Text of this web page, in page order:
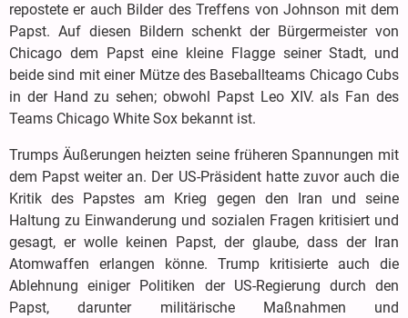
repostete er auch Bilder des Treffens von Johnson mit dem
Papst. Auf diesen Bildern schenkt der Bürgermeister von
Chicago dem Papst eine kleine Flagge seiner Stadt, und
beide sind mit einer Mütze des Baseballteams Chicago Cubs
in der Hand zu sehen; obwohl Papst Leo XIV. als Fan des
Teams Chicago White Sox bekannt ist.
Trumps Äußerungen heizten seine früheren Spannungen mit
dem Papst weiter an. Der US-Präsident hatte zuvor auch die
Kritik des Papstes am Krieg gegen den Iran und seine
Haltung zu Einwanderung und sozialen Fragen kritisiert und
gesagt, er wolle keinen Papst, der glaube, dass der Iran
Atomwaffen erlangen könne. Trump kritisierte auch die
Ablehnung einiger Politiken der US-Regierung durch den
Papst, darunter militärische Maßnahmen und